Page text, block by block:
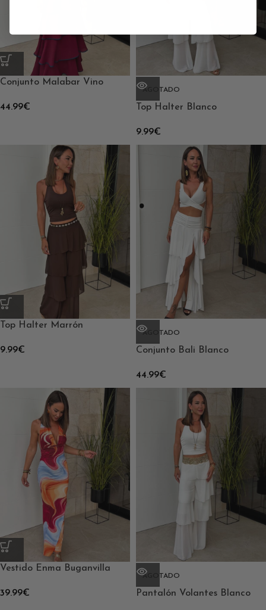
Conjunto Malabar Vino
44.99€
AGOTADO
Top Halter Blanco
9.99€
Top Halter Marrón
9.99€
AGOTADO
Conjunto Bali Blanco
44.99€
Vestido Enma Buganvilla
39.99€
AGOTADO
Pantalón Volantes Blanco